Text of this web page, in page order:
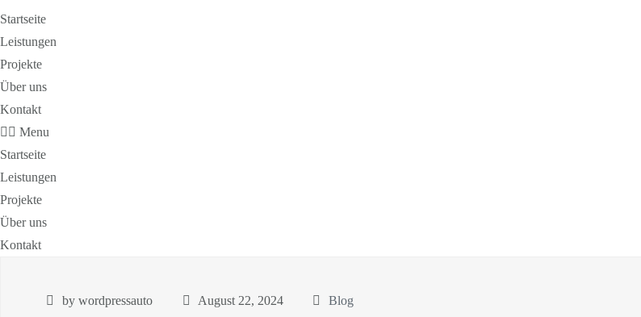
Startseite
Leistungen
Projekte
Über uns
Kontakt
Menu
Startseite
Leistungen
Projekte
Über uns
Kontakt
by wordpressauto August 22, 2024 Blog